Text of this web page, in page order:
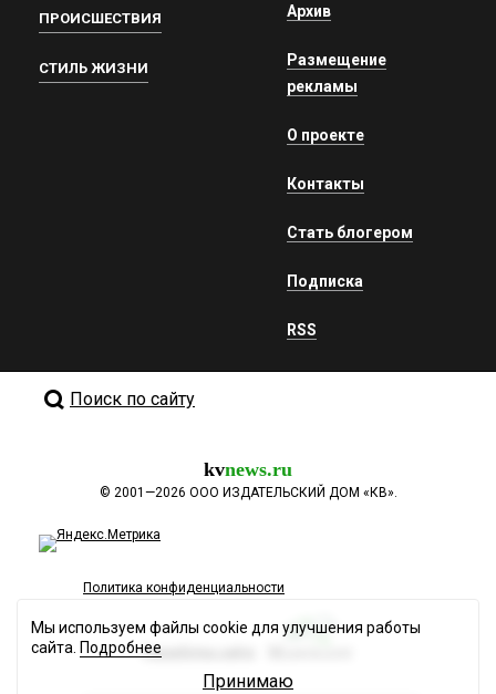
ПРОИСШЕСТВИЯ
СТИЛЬ ЖИЗНИ
Архив
Размещение
рекламы
О проекте
Контакты
Стать блогером
Подписка
RSS
Поиск по сайту
kvnews.ru
© 2001—2026 ООО ИЗДАТЕЛЬСКИЙ ДОМ «КВ».
Политика конфиденциальности
Разработка сайта
Мы используем файлы cookie для улучшения работы
сайта. Подробнее
Принимаю